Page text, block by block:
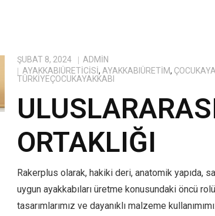
ŞUBAT 8, 2024
ADMIN
AYAKKABIÜRETICISI, AYAKKABIÜRETIM,
TÜRKIYEÇOCUKAYAKKABI
ORTAKLIĞI
Rakerplus olarak, hakiki deri, anatomik yapıda,
uygun ayakkabıları üretme konusundaki öncü
tasarımlarımız ve dayanıklı malzeme